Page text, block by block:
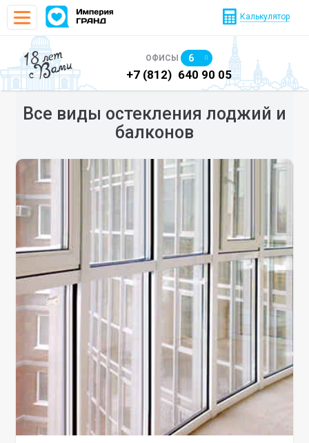
Калькулятор
18 лет
с Вами ОФИСЫ 6
640 90 48 +7 (812) 640 90 05
Все виды остекления лоджий и
балконов